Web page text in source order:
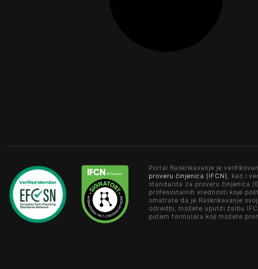
Portal Raskrikavanje je
proveru činjenica (IFCN) , kao i
standarda za proveru činjenica
profesionalnih vrednosti koje
smatrate da je Raskrikavanje
odredbi, možete uputiti žalbu
putem formulara koji možete